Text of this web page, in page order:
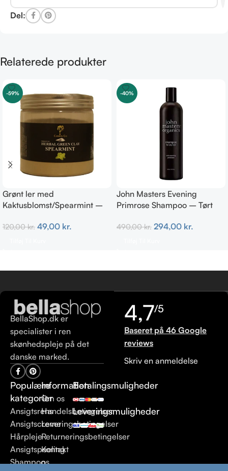
Del:
Relaterede produkter
-59%
Grønt ler med
Kaktusblomst/Spearmint –
120,00kr. 49,00 kr.
-40%
John Masters Evening
Primrose Shampoo – Tørt
490,00kr. 294,00 kr.
BellaShop.dk er
specialister i ren
skønhedspleje på det
danske marked.
Populære
kategorier
Ansigtsrens
Ansigtscreme
Hårpleje
Ansigtspeeling
Shampoo
Information
Om os
Handelsbetingelser
Leveringsbetingelser
Returneringsbetingelser
Kontakt
os
Betalingsmuligheder
Leveringsmuligheder
4,7/5
Baseret på 46 Google
reviews
Skriv en anmeldelse